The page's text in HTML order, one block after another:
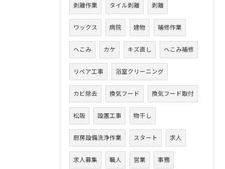
剥離作業 タイル剥離 剥離
ワックス 病院 建物 補修作業
へこみ カケ キズ直し へこみ補修
リペア工事 浴室クリーニング
カビ除去 換気フード 換気フード取付
松阪 設置工事 物干し
厨房設備洗浄作業 スタート 求人
求人募集 職人 営業 事務